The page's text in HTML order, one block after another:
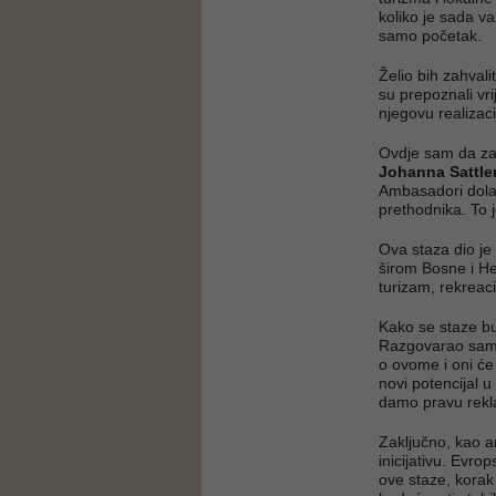
koliko je sada
samo početak.
Želio bih
su prepoznali
njegovu
Ovdje sam da
Johanna
Ambasadori
prethodnika. To
Ova staza dio
širom Bosne i
turizam,
Kako se staze
Razgovarao
o ovome i oni
novi potencijal
damo pravu
Zaključno, kao
inicijativu.
ove staze,